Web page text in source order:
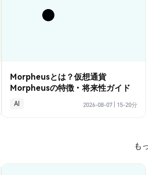
Morpheusとは？仮想通貨
Morpheusの特徴・将来性ガイド
AI 2026-08-07 15-20分
も